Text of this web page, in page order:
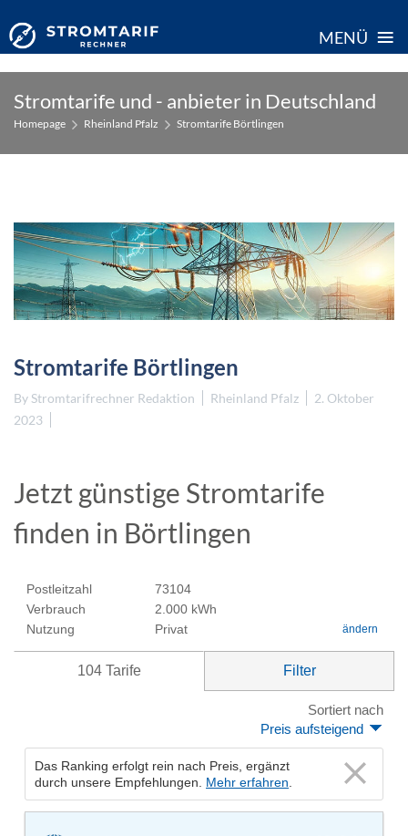
MENÜ ≡
content
Stromtarife und - anbieter in Deutschland
Homepage Rheinland Pfalz Stromtarife Börtlingen
Stromtarife Börtlingen
By Stromtarifrechner Redaktion Rheinland Pfalz
2. Oktober
2023
Jetzt günstige Stromtarife
finden in Börtlingen